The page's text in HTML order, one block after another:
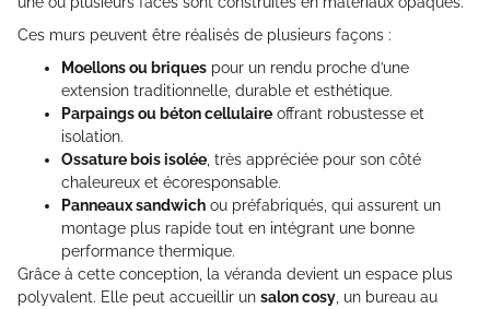
Ces murs peuvent être réalisés de plusieurs façons :
Moellons ou briques pour un rendu proche d’une
extension traditionnelle, durable et esthétique.
Parpaings ou béton cellulaire offrant robustesse et
isolation.
Ossature bois isolée , très appréciée pour son côté
chaleureux et écoresponsable.
Panneaux sandwich ou préfabriqués, qui assurent un
montage plus rapide tout en intégrant une bonne
performance thermique.
Grâce à cette conception, la véranda devient un espace plus
polyvalent. Elle peut accueillir un salon cosy , un bureau au